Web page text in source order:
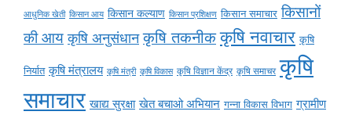
आधुनिक खेती किसान आय किसान कल्याण किसान प्रशिक्षण किसान समाचार किसानों
की आय कृषि अनुसंधान कृषि तकनीक कृषि नवाचार कृषि
निर्यात कृषि मंत्रालय कृषि मंत्री कृषि विकास कृषि विज्ञान केंद्र कृषि समाचर कृषि
समाचार खाद्य सुरक्षा खेत बचाओ अभियान गन्ना विकास विभाग ग्रामीण